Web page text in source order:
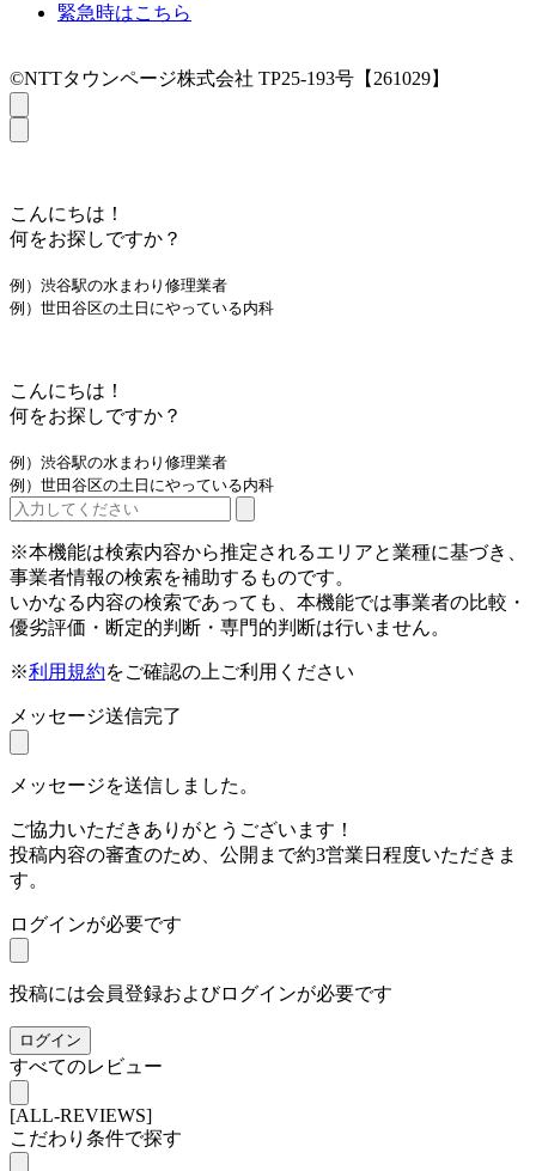
緊急時はこちら
©NTTタウンページ株式会社 TP25-193号【261029】
こんにちは！
何をお探しですか？
例）渋谷駅の水まわり修理業者
例）世田谷区の土日にやっている内科
こんにちは！
何をお探しですか？
例）渋谷駅の水まわり修理業者
例）世田谷区の土日にやっている内科
※本機能は検索内容から推定されるエリアと業種に基づき、
事業者情報の検索を補助するものです。
いかなる内容の検索であっても、本機能では事業者の比較・
優劣評価・断定的判断・専門的判断は行いません。
※利用規約をご確認の上ご利用ください
メッセージ送信完了
メッセージを送信しました。
ご協力いただきありがとうございます！
投稿内容の審査のため、公開まで約3営業日程度いただきま
す。
ログインが必要です
投稿には会員登録およびログインが必要です
ログイン
すべてのレビュー
[ALL-REVIEWS]
こだわり条件で探す